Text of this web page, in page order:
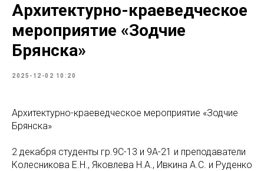
Архитектурно-краеведческое
мероприятие «Зодчие
Брянска»
2025-12-02 10:20
Архитектурно-краеведческое мероприятие «Зодчие
Брянска»
2 декабря студенты гр.9С-13 и 9А-21 и преподаватели
Колесникова Е.Н., Яковлева Н.А., Ивкина А.С. и Руденко